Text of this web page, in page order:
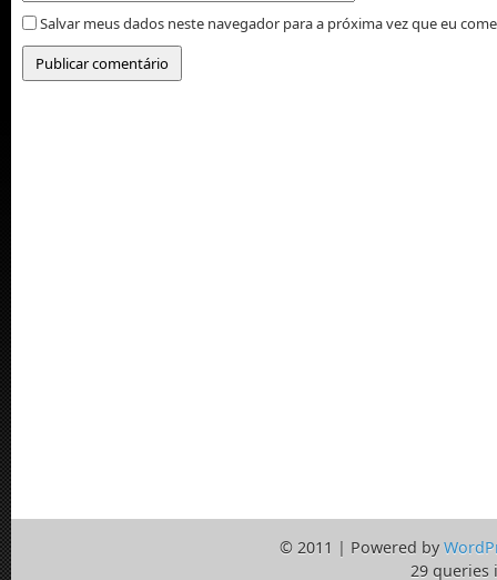
Salvar meus dados neste navegador para a próxima vez que eu
© 2011 | Powered by
29 queries